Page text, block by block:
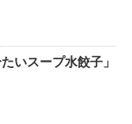
いスープ水餃子」